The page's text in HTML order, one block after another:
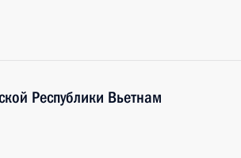
Республики Вьетнам